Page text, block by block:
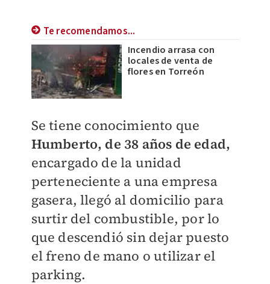
Te recomendamos...
Incendio arrasa con
locales de venta de
flores en Torreón
Se tiene conocimiento que
Humberto, de 38 años de edad,
encargado de la unidad
perteneciente a una empresa
gasera, llegó al domicilio para
surtir del combustible, por lo
que descendió sin dejar puesto
el freno de mano o utilizar el
parking.